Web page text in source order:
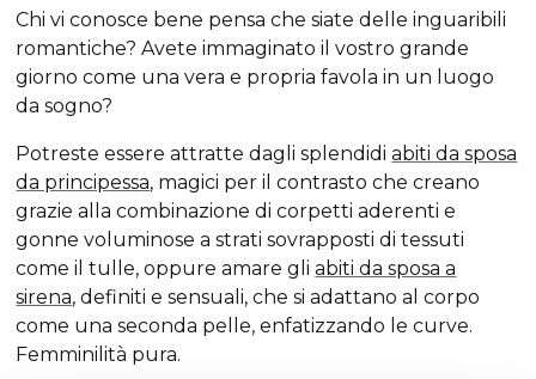
Chi vi conosce bene pensa che siate delle inguaribili
romantiche? Avete immaginato il vostro grande
giorno come una vera e propria favola in un luogo
da sogno?
Potreste essere attratte dagli splendidiabiti da sposa
da principessa, magici per il contrasto che creano
grazie alla combinazione di corpetti aderenti e
gonne voluminose a strati sovrapposti di tessuti
come il tulle, oppure amare gliabiti da sposa a
sirena, definiti e sensuali, che si adattano al corpo
come una seconda pelle, enfatizzando le curve.
Femminilità pura.